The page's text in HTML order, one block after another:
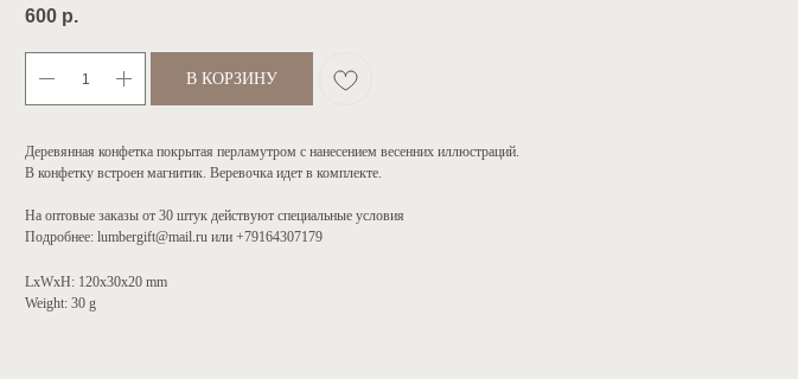
600 р.
В КОРЗИНУ
Деревянная конфетка покрытая перламутром с нанесением весенних иллюстраций.
В конфетку встроен магнитик. Веревочка идет в комплекте.
На оптовые заказы от 30 штук действуют специальные условия
Подробнее: lumbergift@mail.ru или +79164307179
LxWxH: 120x30x20 mm
Weight: 30 g